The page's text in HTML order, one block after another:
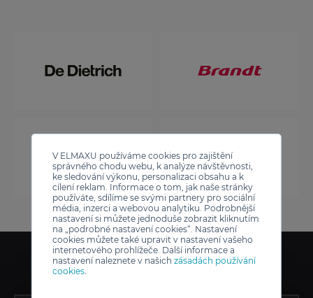
V ELMAXU používáme cookies pro zajištění
správného chodu webu, k analýze návštěvnosti,
ke sledování výkonu, personalizaci obsahu a k
cílení reklam. Informace o tom, jak naše stránky
používáte, sdílíme se svými partnery pro sociální
média, inzerci a webovou analytiku. Podrobnější
nastavení si můžete jednoduše zobrazit kliknutím
na „podrobné nastavení cookies“. Nastavení
cookies můžete také upravit v nastavení vašeho
internetového prohlížeče. Další informace a
nastavení naleznete v našich zásadách používání
cookies.